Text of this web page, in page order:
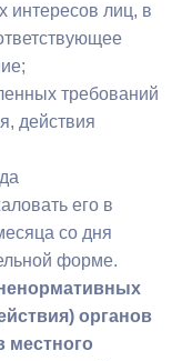
интересов лиц, в
требований
действия
его в
со дня
форме.
органов
местного